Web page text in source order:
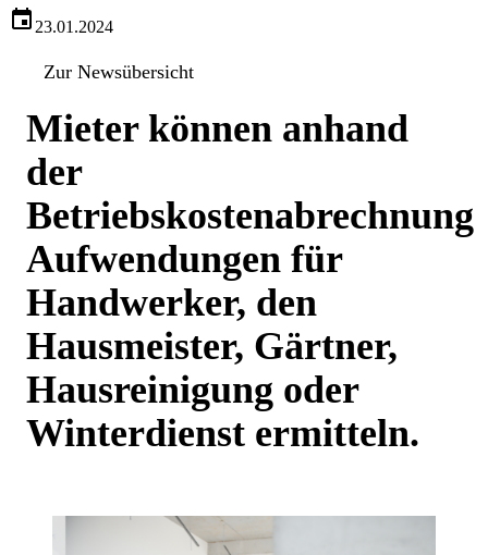
23.01.2024
Zur Newsübersicht
Mieter können anhand
der
Betriebskostenabrechnung
Aufwendungen für
Handwerker, den
Hausmeister, Gärtner,
Hausreinigung oder
Winterdienst ermitteln.